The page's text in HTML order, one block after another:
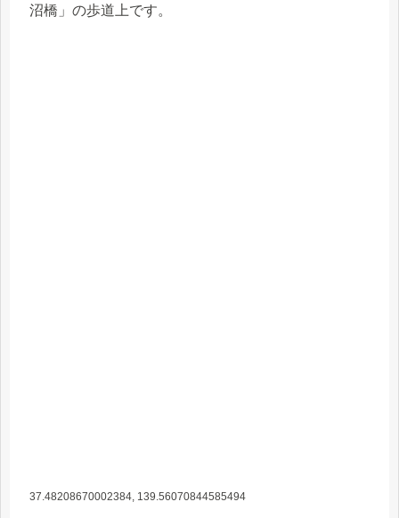
沼橋」の歩道上です。
37.48208670002384, 139.56070844585494